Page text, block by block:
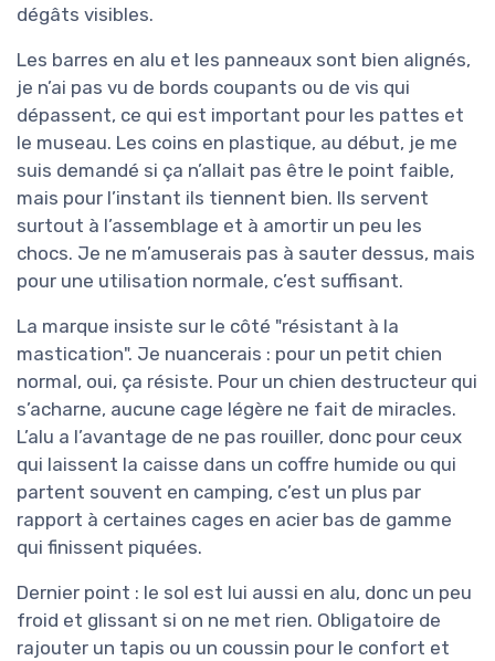
dégâts visibles.
Les barres en alu et les panneaux sont bien alignés,
je n’ai pas vu de bords coupants ou de vis qui
dépassent, ce qui est important pour les pattes et
le museau. Les coins en plastique, au début, je me
suis demandé si ça n’allait pas être le point faible,
mais pour l’instant ils tiennent bien. Ils servent
surtout à l’assemblage et à amortir un peu les
chocs. Je ne m’amuserais pas à sauter dessus, mais
pour une utilisation normale, c’est suffisant.
La marque insiste sur le côté "résistant à la
mastication". Je nuancerais : pour un petit chien
normal, oui, ça résiste. Pour un chien destructeur qui
s’acharne, aucune cage légère ne fait de miracles.
L’alu a l’avantage de ne pas rouiller, donc pour ceux
qui laissent la caisse dans un coffre humide ou qui
partent souvent en camping, c’est un plus par
rapport à certaines cages en acier bas de gamme
qui finissent piquées.
Dernier point : le sol est lui aussi en alu, donc un peu
froid et glissant si on ne met rien. Obligatoire de
rajouter un tapis ou un coussin pour le confort et